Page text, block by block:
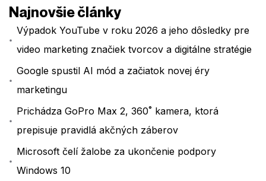
Najnovšie články
Výpadok YouTube v roku 2026 a jeho dôsledky pre
video marketing značiek tvorcov a digitálne stratégie
Google spustil AI mód a začiatok novej éry
marketingu
Prichádza GoPro Max 2, 360˚ kamera, ktorá
prepisuje pravidlá akčných záberov
Microsoft čelí žalobe za ukončenie podpory
Windows 10